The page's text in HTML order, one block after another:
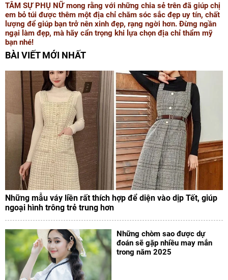
TÂM SỰ PHỤ NỮ mong rằng với những chia sẻ trên đã giúp chị
em bỏ túi được thêm một địa chỉ chăm sóc sắc đẹp uy tín, chất
lượng để giúp bạn trở nên xinh đẹp, rạng ngời hơn. Đừng ngần
ngại làm đẹp, mà hãy cẩn trọng khi lựa chọn địa chỉ thẩm mỹ
bạn nhé!
BÀI VIẾT MỚI NHẤT
Những mẫu váy liền rất thích hợp để diện vào dịp Tết, giúp
ngoại hình trông trẻ trung hơn
Những chòm sao được dự
đoán sẽ gặp nhiều may mắn
trong năm 2025